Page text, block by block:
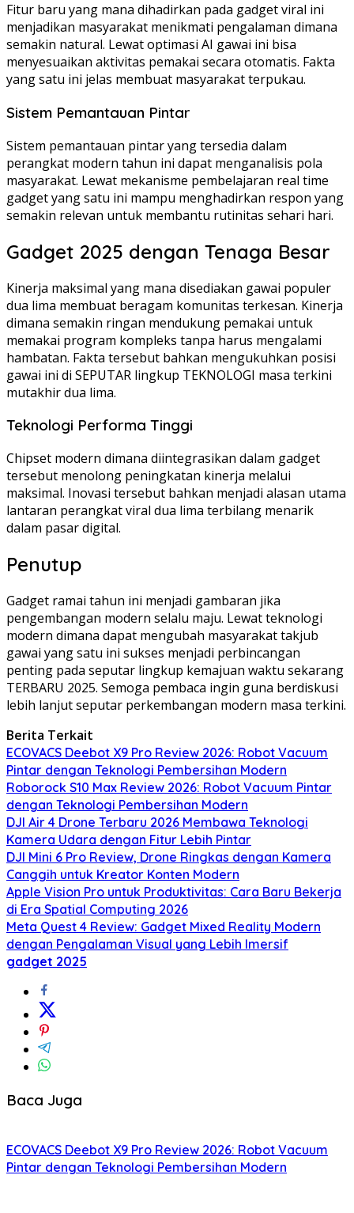
Fitur baru yang mana dihadirkan pada gadget viral ini
menjadikan masyarakat menikmati pengalaman dimana
semakin natural. Lewat optimasi AI gawai ini bisa
menyesuaikan aktivitas pemakai secara otomatis. Fakta
yang satu ini jelas membuat masyarakat terpukau.
Sistem Pemantauan Pintar
Sistem pemantauan pintar yang tersedia dalam
perangkat modern tahun ini dapat menganalisis pola
masyarakat. Lewat mekanisme pembelajaran real time
gadget yang satu ini mampu menghadirkan respon yang
semakin relevan untuk membantu rutinitas sehari hari.
Gadget 2025 dengan Tenaga Besar
Kinerja maksimal yang mana disediakan gawai populer
dua lima membuat beragam komunitas terkesan. Kinerja
dimana semakin ringan mendukung pemakai untuk
memakai program kompleks tanpa harus mengalami
hambatan. Fakta tersebut bahkan mengukuhkan posisi
gawai ini di SEPUTAR lingkup TEKNOLOGI masa terkini
mutakhir dua lima.
Teknologi Performa Tinggi
Chipset modern dimana diintegrasikan dalam gadget
tersebut menolong peningkatan kinerja melalui
maksimal. Inovasi tersebut bahkan menjadi alasan utama
lantaran perangkat viral dua lima terbilang menarik
dalam pasar digital.
Penutup
Gadget ramai tahun ini menjadi gambaran jika
pengembangan modern selalu maju. Lewat teknologi
modern dimana dapat mengubah masyarakat takjub
gawai yang satu ini sukses menjadi perbincangan
penting pada seputar lingkup kemajuan waktu sekarang
TERBARU 2025. Semoga pembaca ingin guna berdiskusi
lebih lanjut seputar perkembangan modern masa terkini.
Berita Terkait
ECOVACS Deebot X9 Pro Review 2026: Robot Vacuum
Pintar dengan Teknologi Pembersihan Modern
Roborock S10 Max Review 2026: Robot Vacuum Pintar
dengan Teknologi Pembersihan Modern
DJI Air 4 Drone Terbaru 2026 Membawa Teknologi
Kamera Udara dengan Fitur Lebih Pintar
DJI Mini 6 Pro Review, Drone Ringkas dengan Kamera
Canggih untuk Kreator Konten Modern
Apple Vision Pro untuk Produktivitas: Cara Baru Bekerja
di Era Spatial Computing 2026
Meta Quest 4 Review: Gadget Mixed Reality Modern
dengan Pengalaman Visual yang Lebih Imersif
gadget 2025
Baca Juga
ECOVACS Deebot X9 Pro Review 2026: Robot Vacuum
Pintar dengan Teknologi Pembersihan Modern